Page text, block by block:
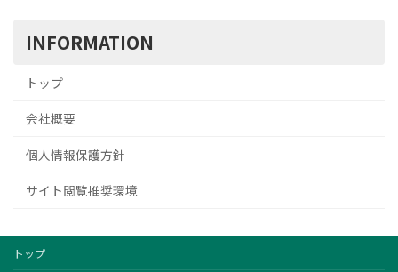
INFORMATION
トップ
会社概要
個人情報保護方針
サイト閲覧推奨環境
トップ